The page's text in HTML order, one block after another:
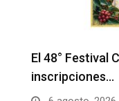
Barranquilla
de la Patria…